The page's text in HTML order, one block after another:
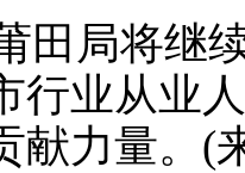
田局将继
行业从业
献力量。(